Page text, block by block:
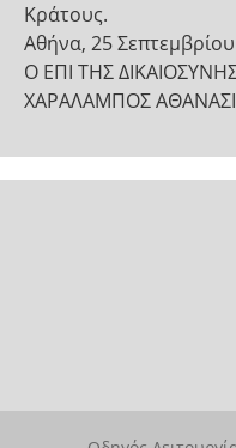
Κράτους.
Αθήνα, 25
Ο ΕΠΙ ΤΗΣ
ΧΑΡΑΛΑΜΠΟΣ